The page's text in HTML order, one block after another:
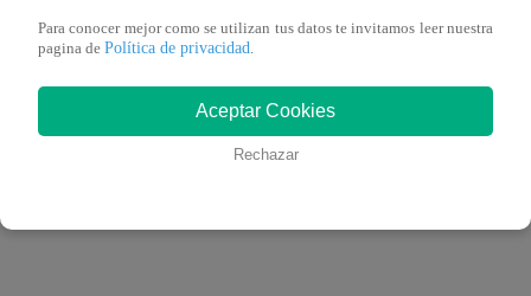
atacar directamente a su ex pareja, asegurando que
Es por eso que la “Reina del Sur” salió con todas las
Para conocer mejor como se utilizan tus datos te invitamos leer nuestra
pagina de Política de privacidad.
Aceptar Cookies
Rechazar